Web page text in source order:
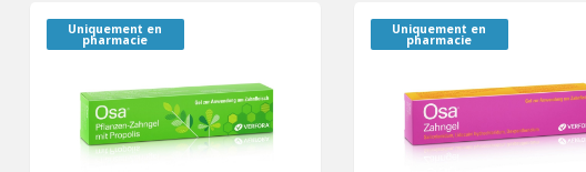
Uniquement en
pharmacie
Uniquement en
pharmacie